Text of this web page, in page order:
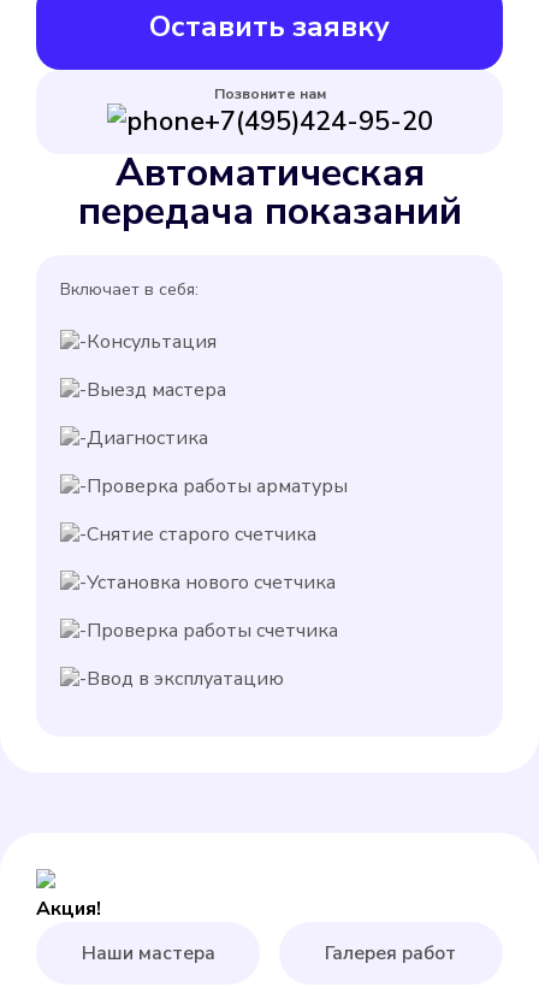
Автоматическая
передача показаний
Включает в себя:
Консультация
Выезд мастера
Диагностика
Проверка работы арматуры
Снятие старого счетчика
Установка нового счетчика
Проверка работы счетчика
Ввод в эксплуатацию
Оставить заявку
Позвоните нам
+7(495)424-95-20
Акция!
Наши мастера Галерея работ